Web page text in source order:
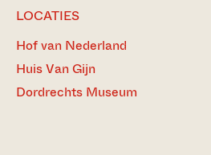
LOCATIES
Hof van Nederland
Huis Van Gijn
Dordrechts Museum